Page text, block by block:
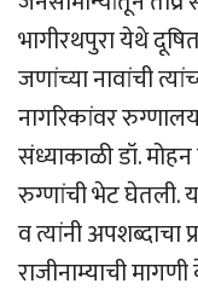
भागीरथपुरा येथे
जणांच्या नावांची
नागरिकांवर
संध्याकाळी डॉ.
रुग्णांची भेट घेतली.
व त्यांनी अपशब्दाचा
राजीनाम्याची